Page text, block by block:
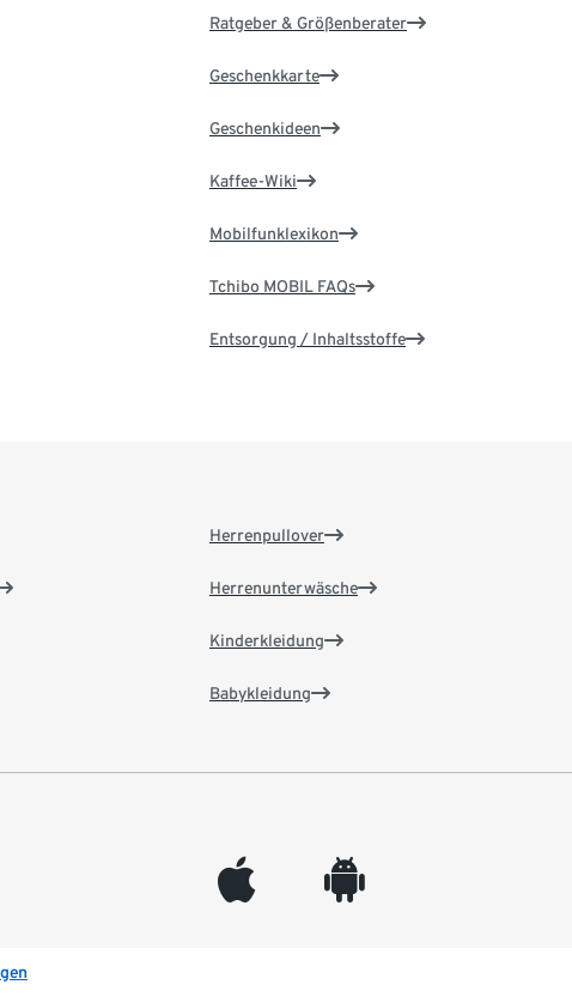
Ratgeber & Größenberater
Geschenkkarte
Geschenkideen
Kaffee-Wiki
Mobilfunklexikon
Tchibo MOBIL FAQs
Entsorgung / Inhaltsstoffe
Herrenpullover
Herrenunterwäsche
Kinderkleidung
Babykleidung
appleinc android